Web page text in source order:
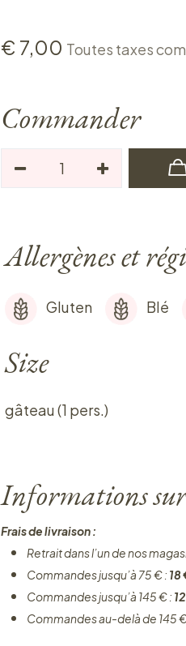
€ 7,00 Toutes taxes
Commander
Allergènes et
Gluten Blé
Size
gâteau (1 pers.)
Informations
Frais de livraison :
Retrait dans l’un de nos
Commandes jusqu’à 75 € : 18
Commandes jusqu’à 145 € :
Commandes au-delà de 145